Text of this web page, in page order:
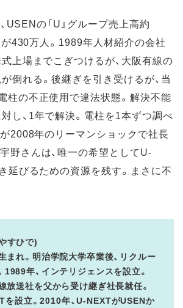
USENの「U」グループ売上高約
430万人。1989年人材紹介の会社
式上場までこぎつけるが、大阪有線の
倒れる。後継ぎを引き受けるが、当
柱の不正使用で違法状態。解決不能
し、1年で解決。電柱を1本ずつ調べ
2008年のリーマンショックで社長
野さんは、唯一の希望としてU-
延びるための資源を残す。まさに不
すひで)
まれ。明治学院大学卒業後、リクルー
1989年、インテリジェンスを設立。
放送社を父から受け継ぎ社長就任。
を設立。2010年、U-NEXTがUSENか